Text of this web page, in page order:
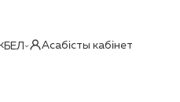
БЕЛ Асабісты кабінет